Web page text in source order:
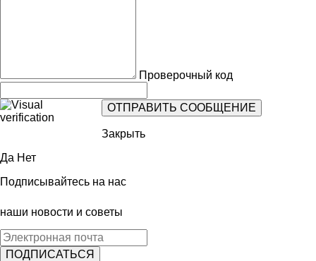
Проверочный код
Закрыть
Да Нет
Подписывайтесь на нас
наши новости и советы